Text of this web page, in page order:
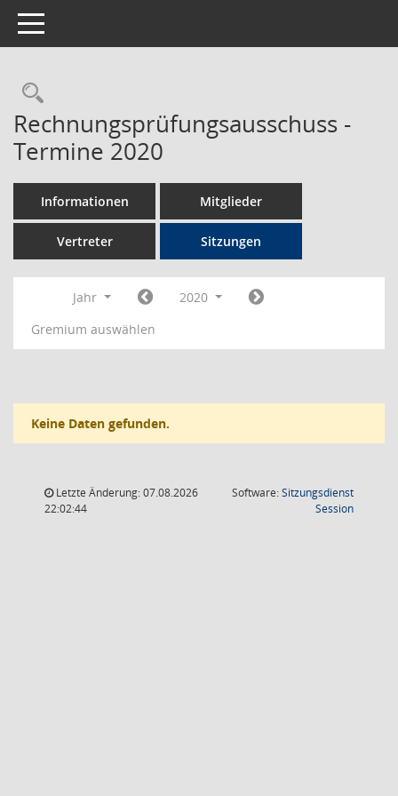
Toggle navigation
Rechercheauswahl
Rechnungsprüfungsausschuss -
Termine 2020
Informationen Mitglieder
Vertreter Sitzungen
Jahr
2020
Gremium auswählen
Keine Daten gefunden.
Letzte Änderung: 07.08.2026
22:02:44
Software:Sitzungsdienst
Session(Wird in